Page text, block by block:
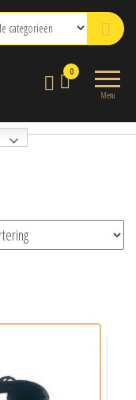
Menu
0